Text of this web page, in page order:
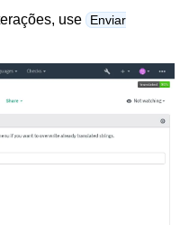
use
Enviar